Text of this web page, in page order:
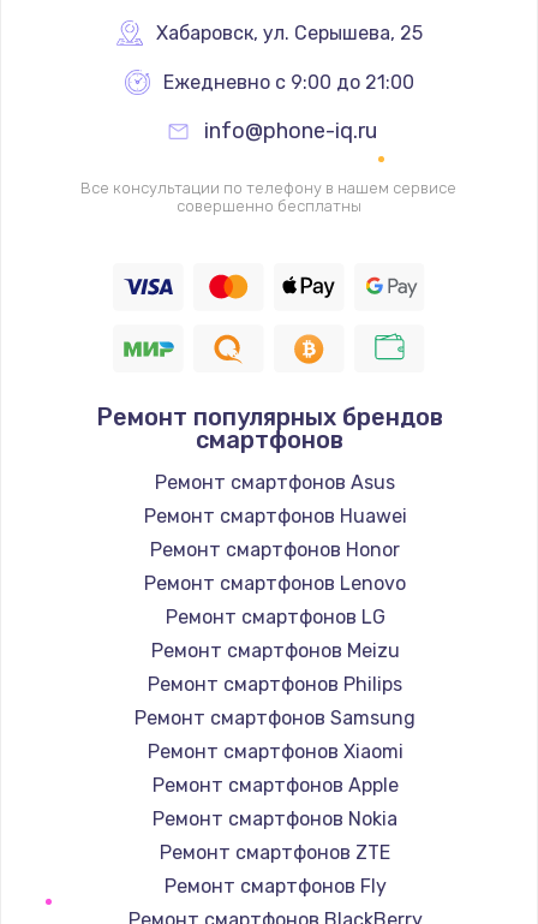
Замена термопредохранителя
700 руб.
Заказать
2500 руб.
1400 руб.
Заказать
Замена / ремонт электронного модуля
управления
600 руб.
Заказать
Замена конфорки
Заказать
Замена платы сенсора
Заказать
Хабаровск, ул. Серышева, 25
Ежедневно с 9:00 до 21:00
info@phone-iq.ru
Все консультации по телефону в нашем сервисе
совершенно бесплатны
Ремонт популярных брендов
смартфонов
Ремонт смартфонов Asus
Ремонт смартфонов Huawei
Ремонт смартфонов Honor
Ремонт смартфонов Lenovo
Ремонт смартфонов LG
Ремонт смартфонов Meizu
Ремонт смартфонов Philips
Ремонт смартфонов Samsung
Ремонт смартфонов Xiaomi
Ремонт смартфонов Apple
Ремонт смартфонов Nokia
Ремонт смартфонов ZTE
Ремонт смартфонов Fly
Ремонт смартфонов BlackBerry